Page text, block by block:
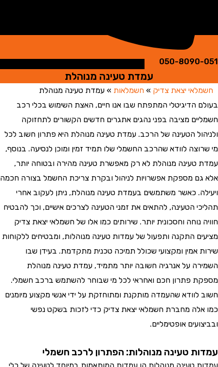
050-
עמדת טעינה מנוהלת
יצאת צדיק »חשמלאות»עמדת טעינה מנוהלת
הדיגיטלי המתפתח שבו אנו חיים, האצת השימוש בכלי רכב
מציבה בפני נהגים אתגרים חדשים הקשורים לתחזוקה
הטעינה של הרכב. עמדת טעינה מנוהלת היא פתרון חשוב לכל
לוודא שהרכב החשמלי שלו תמיד זמין ומוכן לנסיעה. בנוסף,
מנוהלת לא רק מאפשרת טעינה מהירה ובטוחה יותר,
מספקת אפשרויות לניהול ובקרת צריכת החשמל בצורה חכמה
כאשר משתמשים בעמדת טעינה מנוהלת, ניתן לעקוב אחרי
הטעינה, להתאים את זמני הטעינה לצרכים אישיים, וכך להבטיח
נוחה וחסכונית יותר. שירותים כמו אלו של חשמלאי יצאת צדיק
התקנה ותפעול של עמדות טעינה מנוהלות, ומבטיחים ללקוחות
אמין ומקצועי שכולל תמיכה טכנית מתקדמת. בעידן שבו
על אנרגיה חשובה יותר מתמיד, עמדת טעינה מנוהלת
פתרון חכם ואחראי לכל מי שבוחר להשתמש ברכב חשמלי.
שהעמדה מותקנת ומתוחזקת על ידי אנשי מקצוע מיומנים
מחברת חשמלאי יצאת צדיק כדי לזכות בשקט נפשי
אופטימליים.
טעינה מנוהלות: הפתרון לרכב חשמלי